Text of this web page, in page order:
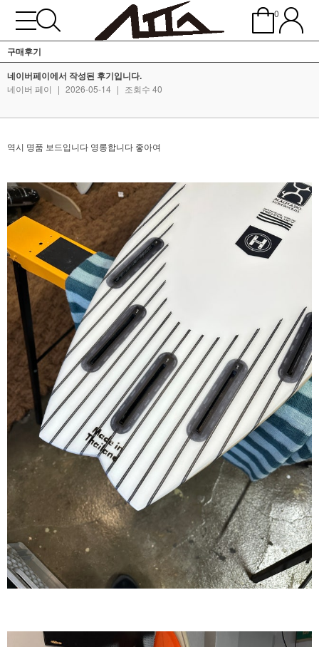
0
구매후기
네이버페이에서 작성된 후기입니다.
네이버 페이 | 2026-05-14 | 조회수 40
역시 명품 보드입니다 영롱합니다 좋아여